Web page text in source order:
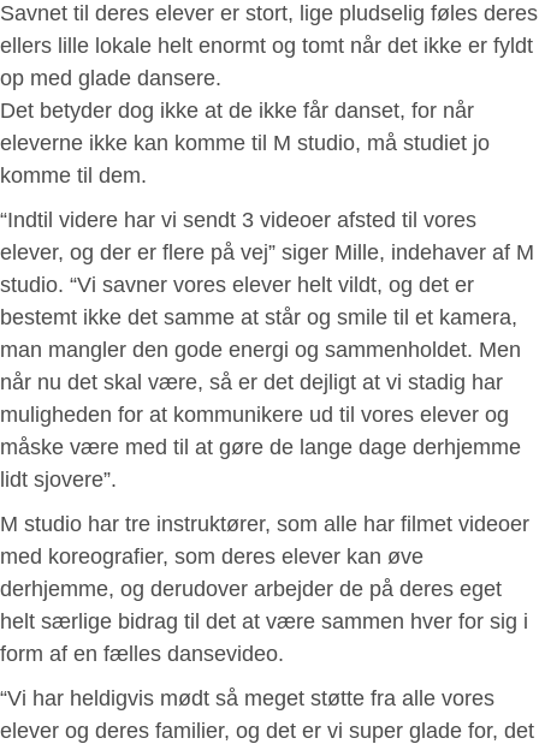
Savnet til deres elever er stort, lige pludselig føles deres
ellers lille lokale helt enormt og tomt når det ikke er fyldt
op med glade dansere.
Det betyder dog ikke at de ikke får danset, for når
eleverne ikke kan komme til M studio, må studiet jo
komme til dem.
“Indtil videre har vi sendt 3 videoer afsted til vores
elever, og der er flere på vej” siger Mille, indehaver af M
studio. “Vi savner vores elever helt vildt, og det er
bestemt ikke det samme at står og smile til et kamera,
man mangler den gode energi og sammenholdet. Men
når nu det skal være, så er det dejligt at vi stadig har
muligheden for at kommunikere ud til vores elever og
måske være med til at gøre de lange dage derhjemme
lidt sjovere”.
M studio har tre instruktører, som alle har filmet videoer
med koreografier, som deres elever kan øve
derhjemme, og derudover arbejder de på deres eget
helt særlige bidrag til det at være sammen hver for sig i
form af en fælles dansevideo.
“Vi har heldigvis mødt så meget støtte fra alle vores
elever og deres familier, og det er vi super glade for, det